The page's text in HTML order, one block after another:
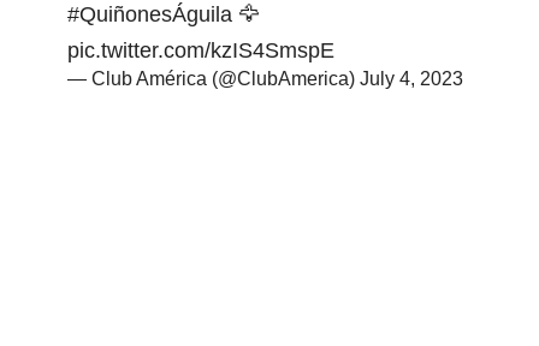
#QuiñonesÁguila 🦅
pic.twitter.com/kzIS4SmspE
— Club América (@ClubAmerica) July 4, 2023